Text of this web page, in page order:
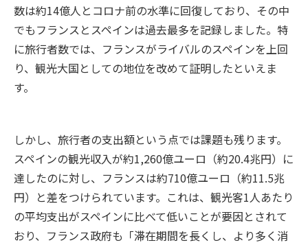
数は約14億人とコロナ前の水準に回復しており、その中
でもフランスとスペインは過去最多を記録しました。特
に旅行者数では、フランスがライバルのスペインを上回
り、観光大国としての地位を改めて証明したといえま
す。
しかし、旅行者の支出額という点では課題も残ります。
スペインの観光収入が約1,260億ユーロ（約20.4兆円）に
達したのに対し、フランスは約710億ユーロ（約11.5兆
円）と差をつけられています。これは、観光客1人あたり
の平均支出がスペインに比べて低いことが要因とされて
おり、フランス政府も「滞在期間を長くし、より多く消